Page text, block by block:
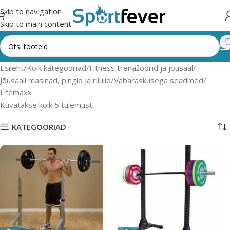
Skip to navigation
Skip to main content
Esileht Kõik kategooriad Fitness,trenažöörid ja jõusaal
Jõusaali masinad, pingid ja riiulid Vabaraskusega seadmed
Lifemaxx
Kuvatakse kõik 5 tulemust
KATEGOORIAD